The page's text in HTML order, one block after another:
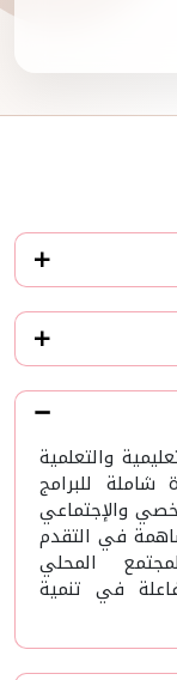
والتعلمية
للبرامج
والإجتماعي
في التقدم
المحلي
في تنمية